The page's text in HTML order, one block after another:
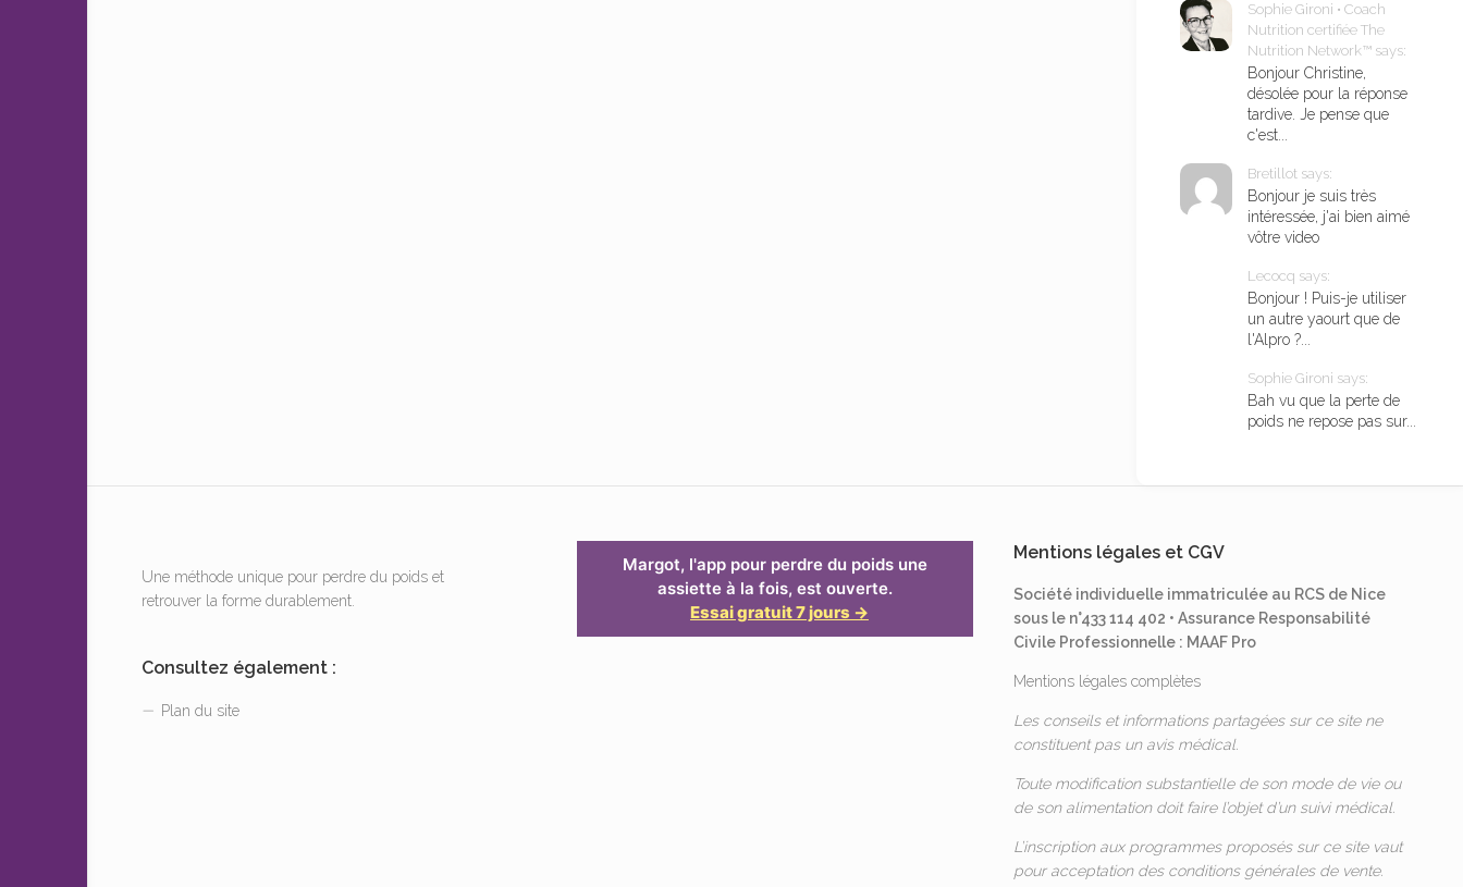
Sophie Gironi • Coach
Nutrition certifiée The
Nutrition Network™ says:
Bonjour Christine,
désolée pour la réponse
tardive. Je pense que
c'est...
Bretillot says:
Bonjour je suis très
intéressée, j'ai bien aimé
vôtre video
Lecocq says:
Bonjour ! Puis-je utiliser
un autre yaourt que de
l'Alpro ?...
Sophie Gironi says:
Bah vu que la perte de
poids ne repose pas sur...
Une méthode unique pour perdre du poids et
retrouver la forme durablement.
Consultez également :
Plan du site
Margot, l'app pour perdre du poids une
assiette à la fois, est ouverte.
Essai gratuit 7 jours →
Mentions légales et CGV
Société individuelle immatriculée au RCS de Nice
sous le n°433 114 402 • Assurance Responsabilité
Civile Professionnelle : MAAF Pro
Mentions légales complètes
Les conseils et informations partagées sur ce site ne
constituent pas un avis médical.
Toute modification substantielle de son mode de vie ou
de son alimentation doit faire l’objet d’un suivi médical.
L’inscription aux programmes proposés sur ce site vaut
pour acceptation des conditions générales de vente.